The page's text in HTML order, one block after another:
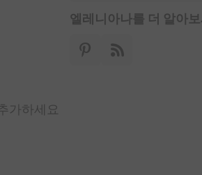
가하세요
엘레니아나를 더 알아